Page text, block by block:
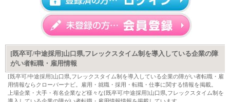
[既卒可/中途採用]山口県,フレックスタイム制を導入している企業の障
がい者転職・雇用情報
[既卒可/中途採用]山口県,フレックスタイム制を導入している企業の障がい者転職・雇
用情報ならクローバーナビ。雇用・就職・採用・転職・仕事に関する情報を掲載。
上場企業・大手・有名企業など様々な[既卒可/中途採用]山口県,フレックスタイム制を